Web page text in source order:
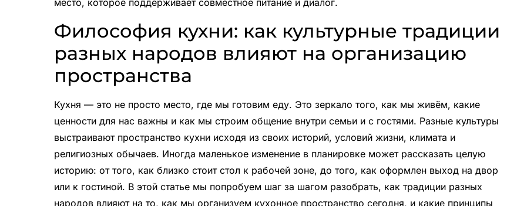
место, которое поддерживает совместное питание и диалог.
Философия кухни: как культурные традиции
разных народов влияют на организацию
пространства
Кухня — это не просто место, где мы готовим еду. Это зеркало того, как мы живём, какие
ценности для нас важны и как мы строим общение внутри семьи и с гостями. Разные культуры
выстраивают пространство кухни исходя из своих историй, условий жизни, климата и
религиозных обычаев. Иногда маленькое изменение в планировке может рассказать целую
историю: от того, как близко стоит стол к рабочей зоне, до того, как оформлен выход на двор
или к гостиной. В этой статье мы попробуем шаг за шагом разобрать, как традиции разных
народов влияют на то, как мы организуем кухонное пространство сегодня, и какие принципы